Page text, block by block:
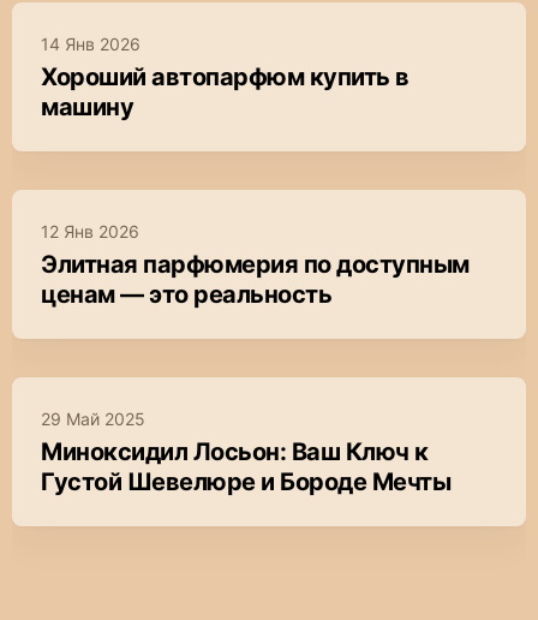
14 Янв 2026
Хороший автопарфюм купить в
машину
12 Янв 2026
Элитная парфюмерия по доступным
ценам — это реальность
29 Май 2025
Миноксидил Лосьон: Ваш Ключ к
Густой Шевелюре и Бороде Мечты